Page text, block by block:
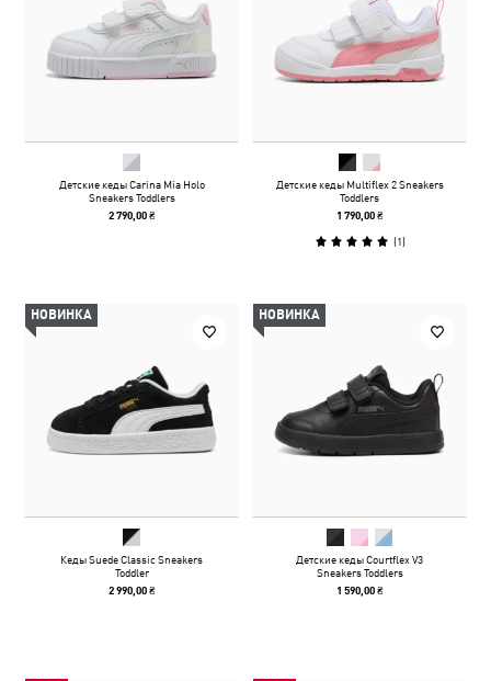
Детские кеды Carina Mia Holo
Sneakers Toddlers
2 790,00 ₴
Детские кеды Multiflex 2 Sneakers
Toddlers
1 790,00 ₴
(1)
НОВИНКА
Кеды Suede Classic Sneakers
Toddler
2 990,00 ₴
НОВИНКА
Детские кеды Courtflex V3
Sneakers Toddlers
1 590,00 ₴